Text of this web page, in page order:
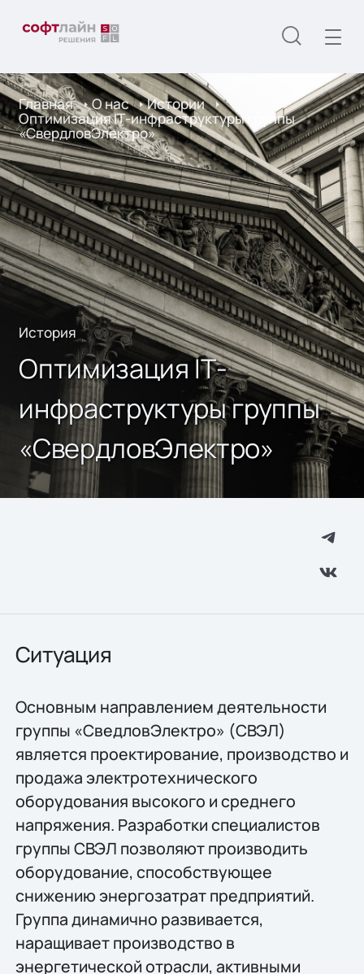
Главная О нас Истории
Оптимизация IТ-инфраструктуры группы
«СвердловЭлектро»
История
Оптимизация IТ-
инфраструктуры группы
«СвердловЭлектро»
Ситуация
Основным направлением деятельности
группы «СведловЭлектро» (СВЭЛ)
является проектирование, производство и
продажа электротехнического
оборудования высокого и среднего
напряжения. Разработки специалистов
группы СВЭЛ позволяют производить
оборудование, способствующее
снижению энергозатрат предприятий.
Группа динамично развивается,
наращивает производство в
энергетической отрасли, активными